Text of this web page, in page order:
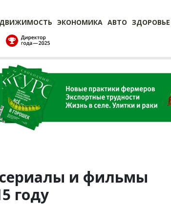
ЭКОНОМИКА АВТО ЗДОРОВЬЕ
сериалы и фильмы
году